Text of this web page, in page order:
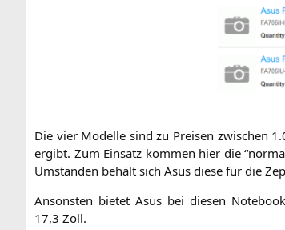
Die vier Model­le sind zu Prei­sen zwi­schen
ergibt. Zum Ein­satz kom­men hier die
Umstän­den behält sich Asus die­se für die
Ansons­ten bie­tet Asus bei die­sen
17,3 Zoll.